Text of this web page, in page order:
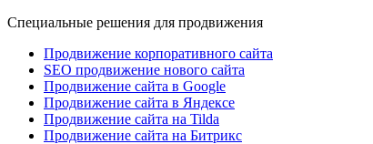
Специальные решения для продвижения
Продвижение корпоративного сайта
SEO продвижение нового сайта
Продвижение сайта в Google
Продвижение сайта в Яндексе
Продвижение сайта на Tilda
Продвижение сайта на Битрикс